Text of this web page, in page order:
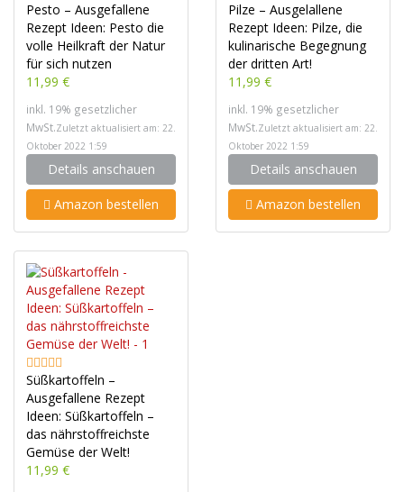
Pesto – Ausgefallene
Rezept Ideen: Pesto die
volle Heilkraft der Natur
für sich nutzen
11,99 €
inkl. 19% gesetzlicher
MwSt.Zuletzt aktualisiert am: 22.
Oktober 2022 1:59
Details anschauen
Amazon bestellen
Pilze – Ausgelallene
Rezept Ideen: Pilze, die
kulinarische Begegnung
der dritten Art!
11,99 €
inkl. 19% gesetzlicher
MwSt.Zuletzt aktualisiert am: 22.
Oktober 2022 1:59
Details anschauen
Amazon bestellen
Süßkartoffeln –
Ausgefallene Rezept
Ideen: Süßkartoffeln –
das nährstoffreichste
Gemüse der Welt!
11,99 €